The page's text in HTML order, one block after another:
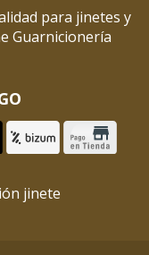
para jinetes y
Guarnicionería
jinete